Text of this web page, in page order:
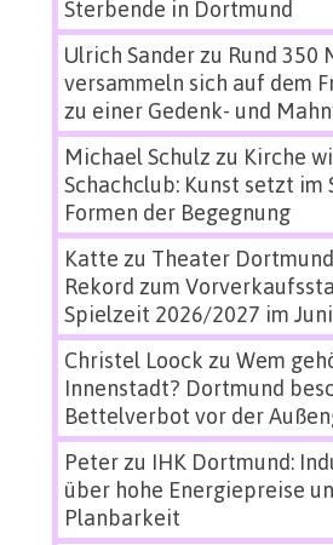
Sterbende in Dortmund
Ulrich Sanderzu Rund 350
versammeln sich auf dem
zu einer Gedenk- und
Michael Schulz zu Kirche
Schachclub: Kunst setzt im
Formen der Begegnung
Katte zu Theater
Rekord zum
Spielzeit 2026/2027 im Juni
Christel Loock zu Wem
Innenstadt? Dortmund
Bettelverbot vor der
Peterzu IHK Dortmund:
über hohe Energiepreise
Planbarkeit